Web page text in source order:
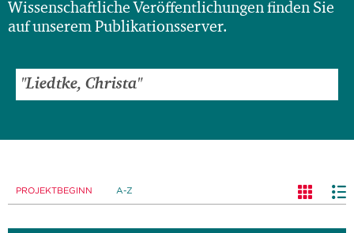
Wissenschaftliche Veröffentlichungen finden Sie
auf unserem Publikationsserver.
PROJEKTBEGINN A-Z